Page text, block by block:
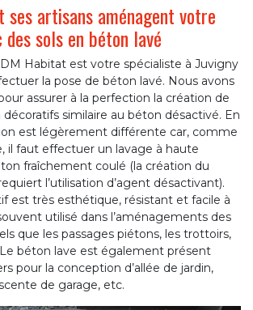
artisans aménagent votre
sols en béton lavé
Habitat est votre spécialiste à Juvigny
la pose de béton lavé. Nous avons
assurer à la perfection la création de
similaire au béton désactivé. En
est légèrement différente car, comme
il faut effectuer un lavage à haute
fraîchement coulé (la création du
l’utilisation d’agent désactivant).
est très esthétique, résistant et facile à
utilisé dans l’aménagements des
que les passages piétons, les trottoirs,
béton lave est également présent
pour la conception d’allée de jardin,
de garage, etc.